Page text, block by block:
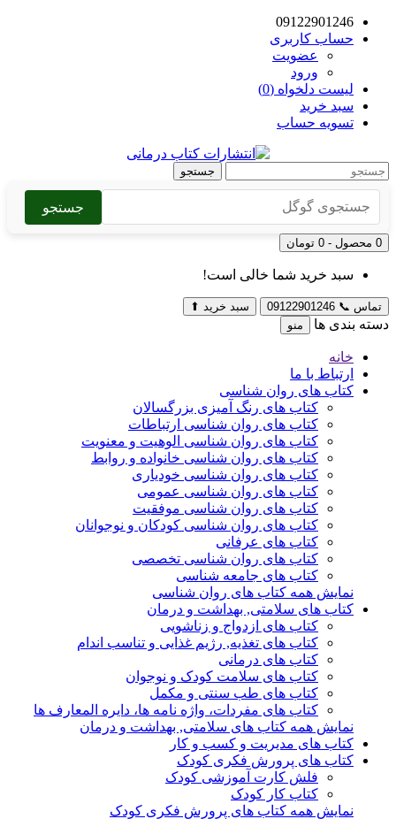
09122901246
حساب کاربری
عضویت
ورود
لیست دلخواه (0)
سبد خرید
تسویه حساب
جستجو
جستجو
0 محصول - 0 تومان
سبد خرید شما خالی است!
تماس 📞
09122901246 سبد خرید ⬆
دسته بندی ها منو
خانه
ارتباط با ما
کتاب های روان شناسی
کتاب های رنگ آمیزی بزرگسالان
کتاب های روان شناسی ارتباطات
کتاب های روان شناسی الوهیت و معنویت
کتاب های روان شناسی خانواده و روابط
کتاب های روان شناسی خودیاری
کتاب های روان شناسی عمومی
کتاب های روان شناسی موفقیت
کتاب های روان شناسی کودکان و نوجوانان
کتاب های عرفانی
کتاب های روان شناسی تخصصی
کتاب های جامعه شناسی
نمایش همه کتاب های روان شناسی
کتاب های سلامتی, بهداشت و درمان
کتاب های ازدواج و زناشویی
کتاب های تغذیه, رژیم غذایی و تناسب اندام
کتاب های درمانی
کتاب های سلامت کودک و نوجوان
کتاب های طب سنتی و مکمل
کتاب های مفردات، واژه نامه ها، دایره المعارف ها
نمایش همه کتاب های سلامتی, بهداشت و درمان
کتاب های مدیریت و کسب و کار
کتاب های پرورش فکری کودک
فلش کارت آموزشی کودک
کتاب کار کودک
نمایش همه کتاب های پرورش فکری کودک